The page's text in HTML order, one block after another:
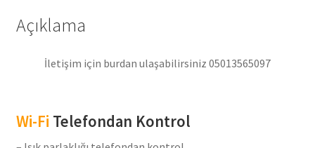
Açıklama
İletişim için burdan ulaşabilirsiniz 05013565097
Wi-Fi Telefondan Kontrol